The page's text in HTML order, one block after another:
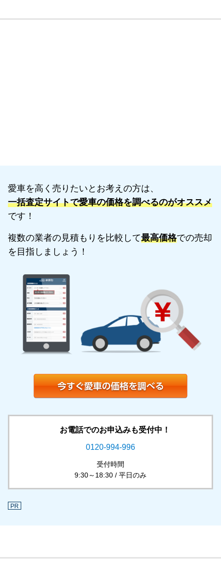
愛車を高く売りたいとお考えの方は、
一括査定サイトで愛車の価格を調べるのがオススメ
です！
複数の業者の見積もりを比較して最高価格での売却
を目指しましょう！
お電話でのお申込みも受付中！
0120-994-996
受付時間
9:30～18:30 / 平日のみ
PR